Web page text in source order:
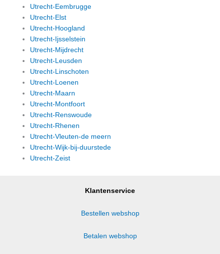
Utrecht-Eembrugge
Utrecht-Elst
Utrecht-Hoogland
Utrecht-Ijsselstein
Utrecht-Mijdrecht
Utrecht-Leusden
Utrecht-Linschoten
Utrecht-Loenen
Utrecht-Maarn
Utrecht-Montfoort
Utrecht-Renswoude
Utrecht-Rhenen
Utrecht-Vleuten-de meern
Utrecht-Wijk-bij-duurstede
Utrecht-Zeist
Klantenservice
Bestellen webshop
Betalen webshop